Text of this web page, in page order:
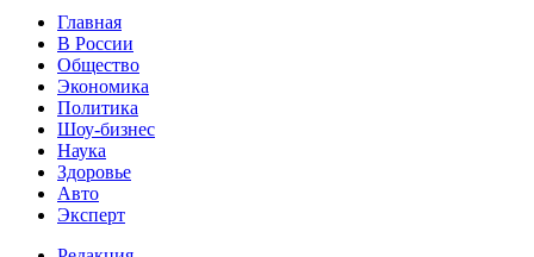
Главная
В России
Общество
Экономика
Политика
Шоу-бизнес
Наука
Здоровье
Авто
Эксперт